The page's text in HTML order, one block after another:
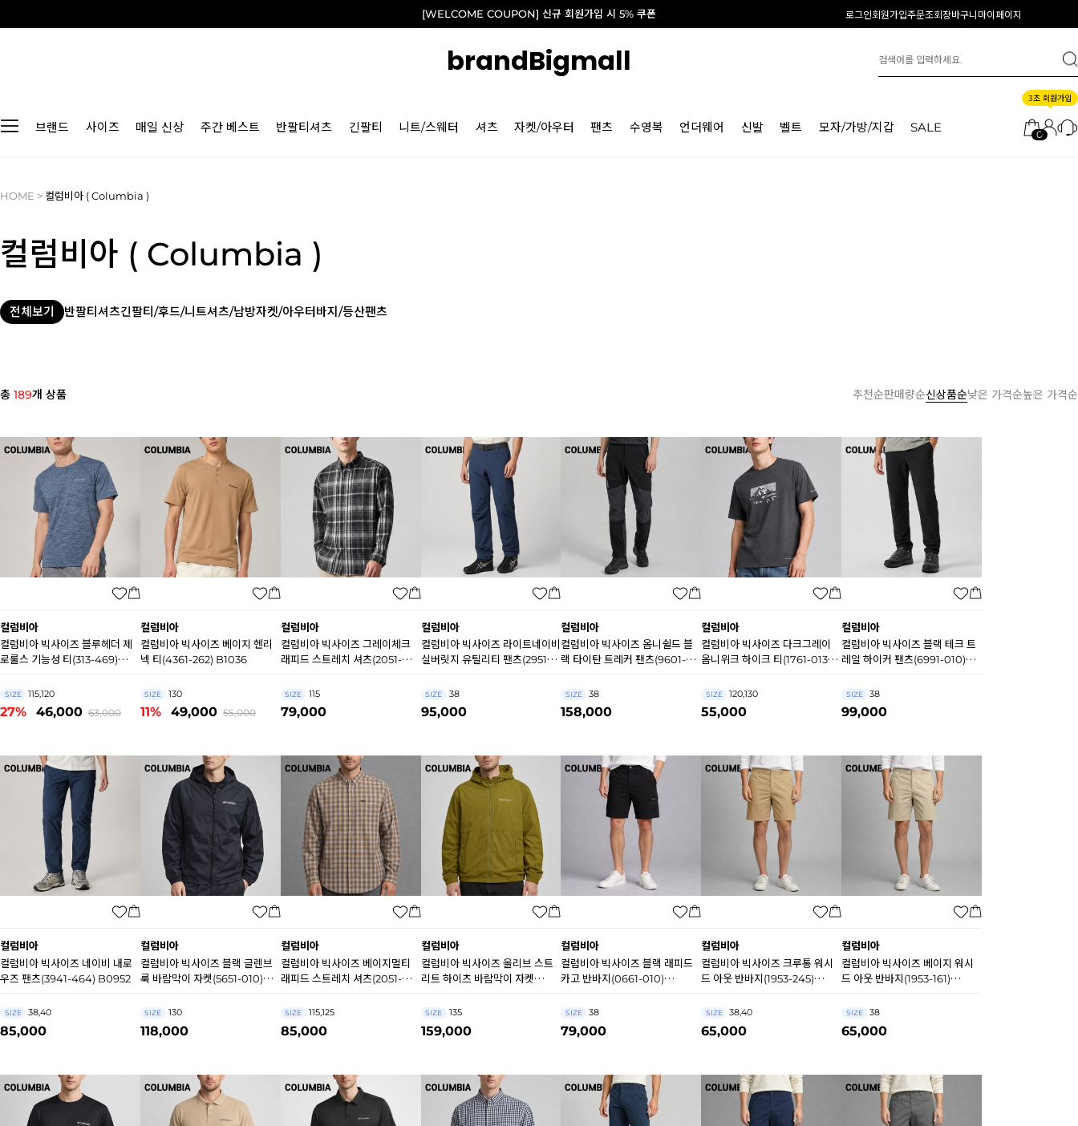
[WELCOME COUPON] 신규 회원가입 시 5% 쿠폰 로그인회원가입주문조회장바구니 마이페이지
brandBigmall
브랜드 사이즈 매일 신상 주간 베스트 반팔티셔츠 긴팔티 니트/스웨터 셔츠 자켓/아우터 팬츠 수영복 언더웨어 신발 벨트 모자/가방/지갑 SALE 0
3초 회원가입
HOME > 컬럼비아 ( Columbia )
컬럼비아 ( Columbia )
전체보기 반팔티셔츠긴팔티/후드/니트셔츠/남방자켓/아우터바지/등산팬츠
총 189개 상품 추천순판매량순신상품순낮은 가격순높은 가격순
컬럼비아
컬럼비아 빅사이즈 블루헤더 제
로룰스 기능성 티(313-469)
SIZE 115,120
27% 46,000 63,000
컬럼비아
컬럼비아 빅사이즈 베이지 헨리
넥 티(4361-262) B1036
SIZE 130
11% 49,000 55,000
컬럼비아
컬럼비아 빅사이즈 그레이체크
래피드 스트레치 셔츠(2051-
SIZE 115
79,000
컬럼비아
컬럼비아 빅사이즈 라이트네이비
실버릿지 유틸리티 팬츠(2951-
SIZE 38
95,000
컬럼비아
컬럼비아 빅사이즈 옴니쉴드 블
랙 타이탄 트레커 팬츠(9601-
SIZE 38
158,000
컬럼비아
컬럼비아 빅사이즈 다크그레이
옴니위크 하이크 티(1761-013)
SIZE 120,130
55,000
컬럼비아
컬럼비아 빅사이즈 블랙 테크 트
레일 하이커 팬츠(6991-010)
SIZE 38
99,000
컬럼비아
컬럼비아 빅사이즈 네이비 내로
우즈 팬츠(3941-464) B0952
SIZE 38,40
85,000
컬럼비아
컬럼비아 빅사이즈 블랙 글렌브
룩 바람막이 자켓(5651-010)
SIZE 130
118,000
컬럼비아
컬럼비아 빅사이즈 베이지멀티
래피드 스트레치 셔츠(2051-
SIZE 115,125
85,000
컬럼비아
컬럼비아 빅사이즈 올리브 스트
리트 하이츠 바람막이 자켓
SIZE 135
159,000
컬럼비아
컬럼비아 빅사이즈 블랙 래피드
카고 반바지(0661-010)
SIZE 38
79,000
컬럼비아
컬럼비아 빅사이즈 크루통 워시
드 아웃 반바지(1953-245)
SIZE 38,40
65,000
컬럼비아
컬럼비아 빅사이즈 베이지 워시
드 아웃 반바지(1953-161)
SIZE 38
65,000